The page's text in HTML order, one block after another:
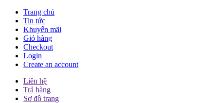
Trang chủ
Tin tức
Khuyến mãi
Giỏ hàng
Checkout
Login
Create an account
Liên hệ
Trả hàng
Sơ đồ trang